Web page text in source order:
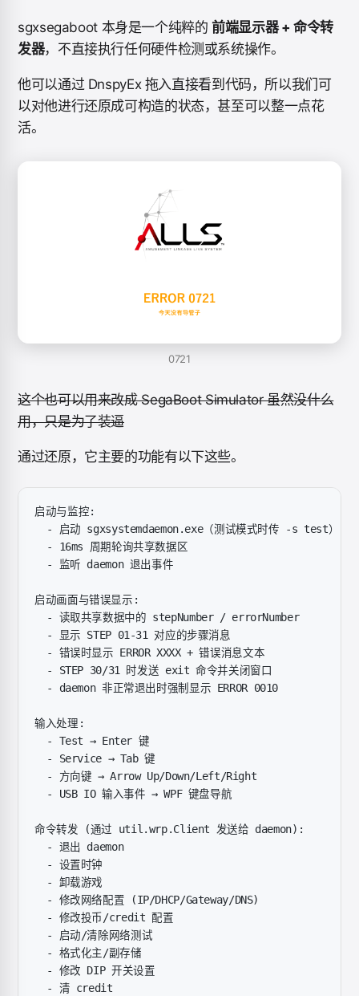
sgxsegaboot 本身是一个纯粹的前端显示器 + 命令转
发器，不直接执行任何硬件检测或系统操作。
他可以通过 DnspyEx 拖入直接看到代码，所以我们可
以对他进行还原成可构造的状态，甚至可以整一点花
活。
0721
这个也可以用来改成 SegaBoot Simulator 虽然没什么
用，只是为了装逼
通过还原，它主要的功能有以下这些。
启动与监控:
  - 启动 sgxsystemdaemon.exe（测试模式时传 -s test）
  - 16ms 周期轮询共享数据区
  - 监听 daemon 退出事件
启动画面与错误显示:
  - 读取共享数据中的 stepNumber / errorNumber
  - 显示 STEP 01-31 对应的步骤消息
  - 错误时显示 ERROR XXXX + 错误消息文本
  - STEP 30/31 时发送 exit 命令并关闭窗口
  - daemon 非正常退出时强制显示 ERROR 0010
输入处理:
  - Test → Enter 键
  - Service → Tab 键
  - 方向键 → Arrow Up/Down/Left/Right
  - USB IO 输入事件 → WPF 键盘导航
命令转发 (通过 util.wrp.Client 发送给 daemon):
  - 退出 daemon
  - 设置时钟
  - 卸载游戏
  - 修改网络配置 (IP/DHCP/Gateway/DNS)
  - 修改投币/credit 配置
  - 启动/清除网络测试
  - 格式化主/副存储
  - 修改 DIP 开关设置
  - 清 credit